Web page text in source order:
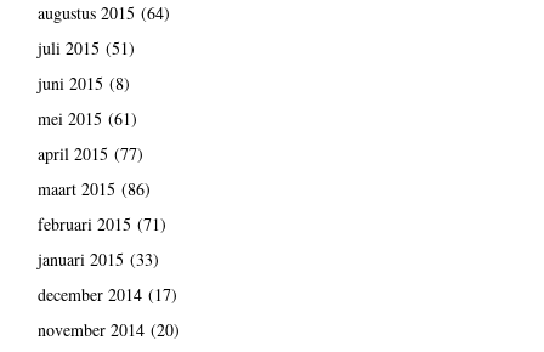
augustus 2015 (64)
juli 2015 (51)
juni 2015 (8)
mei 2015 (61)
april 2015 (77)
maart 2015 (86)
februari 2015 (71)
januari 2015 (33)
december 2014(17)
november 2014(20)